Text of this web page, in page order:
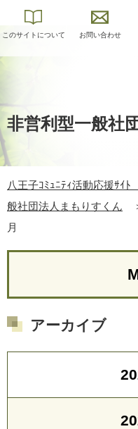
このサイトについて お問い合わせ
非営利型一般社
八王子ｺﾐｭﾆﾃｨ活動応援ｻｲ
般社団法人まもりすくん
月
アーカイブ